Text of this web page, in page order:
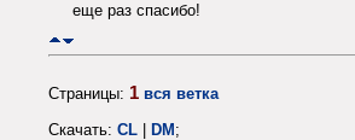
еще раз спасибо!
Страницы: 1 вся ветка
Скачать: CL | DM;